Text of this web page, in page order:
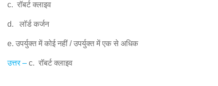
c. रॉबर्ट क्लाइव
d. लॉर्ड कर्जन
e. उपर्युक्त में कोई नहीं /उपर्युक्त में एक से अधिक
उत्तर– c. रॉबर्ट क्लाइव